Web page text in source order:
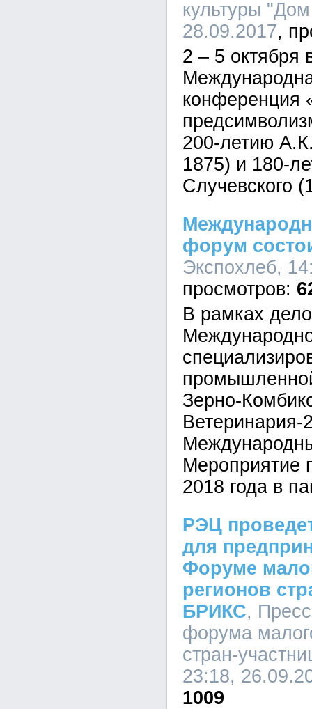
культуры
28.09.2017
2 – 5 октября
конференция
200-летию
1875) и 180-
Случевского
форум
Экспохлеб,
В рамках
Зерно-
Ветеринария-
Мероприятие
2018 года в
РЭЦ
для
Форуме
регионов
БРИКС,
форума
стран-
23:18,
1009